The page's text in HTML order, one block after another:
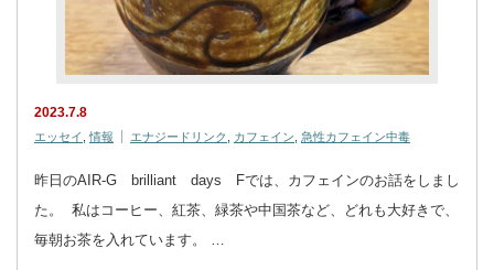
2023.7.8
エッセイ ,情報 エナジードリンク カフェイン 急性カフェイン中毒
昨日のAIR-G brilliant days Fでは、カフェインのお話をしまし
た。 私はコーヒー、紅茶、緑茶や中国茶など、どれも大好きで、
毎朝お茶を入れています。 …